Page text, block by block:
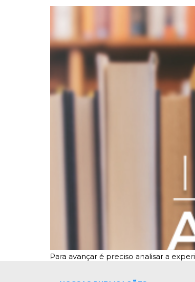
Para avançar é preciso analisar a